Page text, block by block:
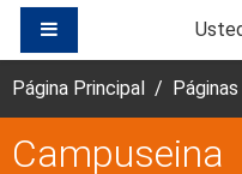
Saltar al contenido principal
Página Principal
Campuseina